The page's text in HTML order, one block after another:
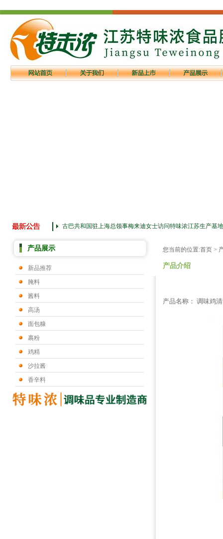
古巴共和国驻上海总领事梅来迪女士访问特味浓江苏生产基地
产品展示
新品推荐
腌料
酱料
高汤
面包糠
裹粉
鸡精
沙拉酱
香辛料
您当前的位置:首页 >
产品介绍
产品名称： 调味鸡